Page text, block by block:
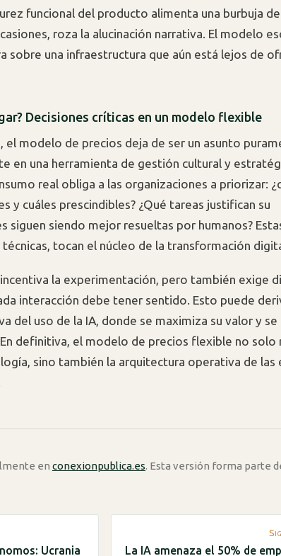
funcional del producto alimenta una burbuja de
roza la alucinación narrativa. El modelo
sobre una infraestructura que aún está lejos de
Decisiones críticas en un modelo flexible
el modelo de precios deja de ser un asunto
en una herramienta de gestión cultural y
real obliga a las organizaciones a priorizar:
y cuáles prescindibles? ¿Qué tareas justifican su
siguen siendo mejor resueltas por humanos?
tocan el núcleo de la transformación
la experimentación, pero también exige
interacción debe tener sentido. Esto puede
del uso de la IA, donde se maximiza su valor y se
definitiva, el modelo de precios flexible no solo
sino también la arquitectura operativa de las
en conexionpublica.es. Esta versión forma parte
Ucrania La IA amenaza el 50% de